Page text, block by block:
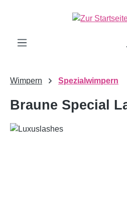
Wimpern Spezialwimpern
Braune Special